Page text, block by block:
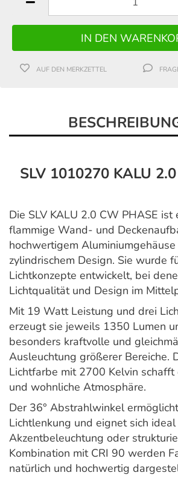
AUF DEN MERKZETTEL
SLV 1010270 KALU
Die SLV KALU 2.0 CW PHASE
flammige Wand- und
hochwertigem
zylindrischem Design. Sie wurde
Lichtkonzepte entwickelt, bei
Lichtqualität und Design im
Mit 19 Watt Leistung und drei
erzeugt sie jeweils 1350 Lumen
besonders kraftvolle und
Ausleuchtung größerer Bereiche.
Lichtfarbe mit 2700 Kelvin schafft
und wohnliche Atmosphäre.
Der 36° Abstrahlwinkel
Lichtlenkung und eignet sich
Akzentbeleuchtung oder
Kombination mit CRI 90 werden
natürlich und hochwertig